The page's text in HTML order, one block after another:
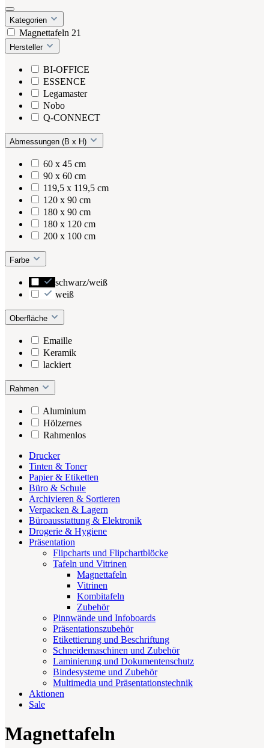
Kategorien
Magnettafeln 21
Hersteller
BI-OFFICE
ESSENCE
Legamaster
Nobo
Q-CONNECT
Abmessungen (B x H)
60 x 45 cm
90 x 60 cm
119,5 x 119,5 cm
120 x 90 cm
180 x 90 cm
180 x 120 cm
200 x 100 cm
Farbe
schwarz/weiß
weiß
Oberfläche
Emaille
Keramik
lackiert
Rahmen
Aluminium
Hölzernes
Rahmenlos
Drucker
Tinten & Toner
Papier & Etiketten
Büro & Schule
Archivieren & Sortieren
Verpacken & Lagern
Büroausstattung & Elektronik
Drogerie & Hygiene
Präsentation
Flipcharts und Flipchartblöcke
Tafeln und Vitrinen
Magnettafeln
Vitrinen
Kombitafeln
Zubehör
Pinnwände und Infoboards
Präsentationszubehör
Etikettierung und Beschriftung
Schneidemaschinen und Zubehör
Laminierung und Dokumentenschutz
Bindesysteme und Zubehör
Multimedia und Präsentationstechnik
Aktionen
Sale
Magnettafeln